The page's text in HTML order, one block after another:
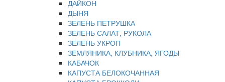
ДАЙКОН
ДЫНЯ
ЗЕЛЕНЬ ПЕТРУШКА
ЗЕЛЕНЬ САЛАТ, РУКОЛА
ЗЕЛЕНЬ УКРОП
ЗЕМЛЯНИКА, КЛУБНИКА, ЯГОДЫ
КАБАЧОК
КАПУСТА БЕЛОКОЧАННАЯ